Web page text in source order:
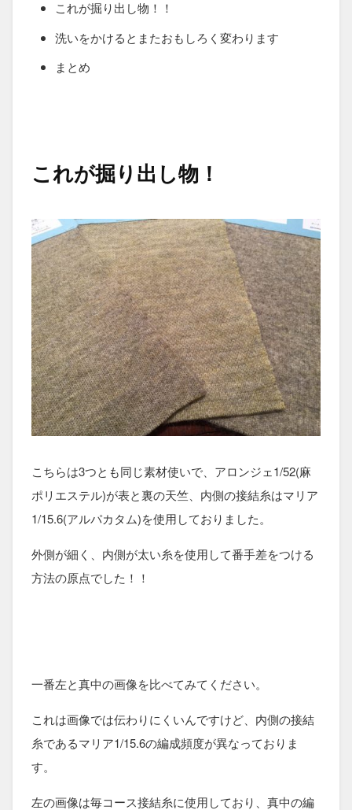
これが掘り出し物！！
洗いをかけるとまたおもしろく変わります
まとめ
これが掘り出し物！
こちらは3つとも同じ素材使いで、アロンジェ1/52(麻
ポリエステル)が表と裏の天竺、内側の接結糸はマリア
1/15.6(アルパカタム)を使用しておりました。
外側が細く、内側が太い糸を使用して番手差をつける
方法の原点でした！！
一番左と真中の画像を比べてみてください。
これは画像では伝わりにくいんですけど、内側の接結
糸であるマリア1/15.6の編成頻度が異なっておりま
す。
左の画像は毎コース接結糸に使用しており、真中の編